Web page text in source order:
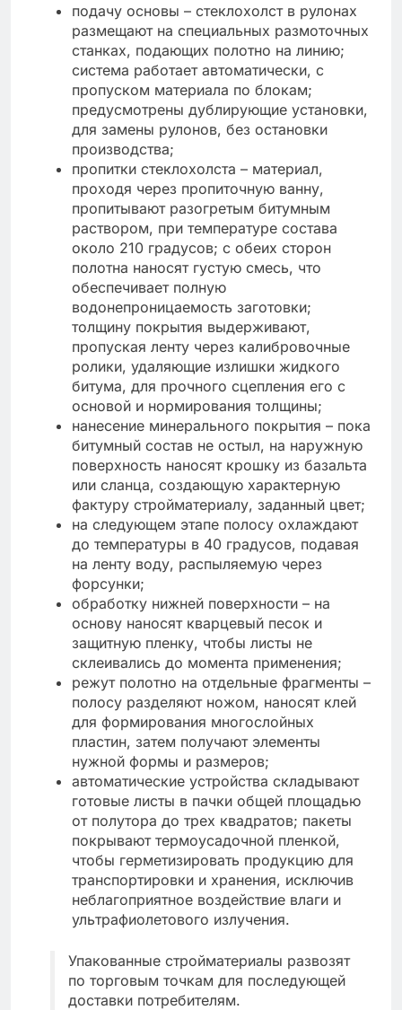
подачу основы – стеклохолст в рулонах
размещают на специальных размоточных
станках, подающих полотно на линию;
система работает автоматически, с
пропуском материала по блокам;
предусмотрены дублирующие установки,
для замены рулонов, без остановки
производства;
пропитки стеклохолста – материал,
проходя через пропиточную ванну,
пропитывают разогретым битумным
раствором, при температуре состава
около 210 градусов; с обеих сторон
полотна наносят густую смесь, что
обеспечивает полную
водонепроницаемость заготовки;
толщину покрытия выдерживают,
пропуская ленту через калибровочные
ролики, удаляющие излишки жидкого
битума, для прочного сцепления его с
основой и нормирования толщины;
нанесение минерального покрытия – пока
битумный состав не остыл, на наружную
поверхность наносят крошку из базальта
или сланца, создающую характерную
фактуру стройматериалу, заданный цвет;
на следующем этапе полосу охлаждают
до температуры в 40 градусов, подавая
на ленту воду, распыляемую через
форсунки;
обработку нижней поверхности – на
основу наносят кварцевый песок и
защитную пленку, чтобы листы не
склеивались до момента применения;
режут полотно на отдельные фрагменты –
полосу разделяют ножом, наносят клей
для формирования многослойных
пластин, затем получают элементы
нужной формы и размеров;
автоматические устройства складывают
готовые листы в пачки общей площадью
от полутора до трех квадратов; пакеты
покрывают термоусадочной пленкой,
чтобы герметизировать продукцию для
транспортировки и хранения, исключив
неблагоприятное воздействие влаги и
ультрафиолетового излучения.
Упакованные стройматериалы развозят
по торговым точкам для последующей
доставки потребителям.